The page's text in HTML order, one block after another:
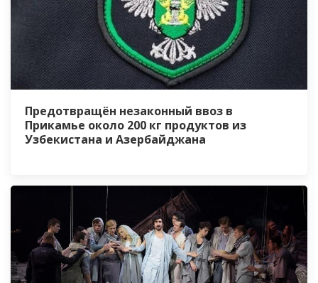
Предотвращён незаконный ввоз в
Прикамье около 200 кг продуктов из
Узбекистана и Азербайджана